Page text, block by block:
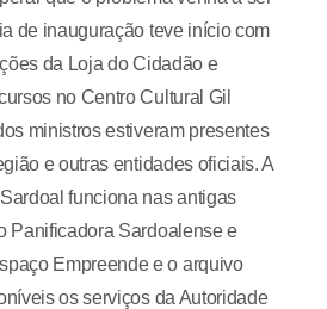
de inauguração teve início com
da Loja do Cidadão e
no Centro Cultural Gil
ministros estiveram presentes
e outras entidades oficiais. A
funciona nas antigas
Panificadora Sardoalense e
Empreende e o arquivo
os serviços da Autoridade